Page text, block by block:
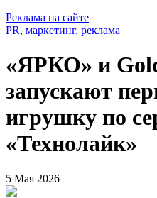
Реклама на сайте
PR, маркетинг, реклама
«ЯРКО» и
запускают
игрушку по
«Технолайк»
5 Мая 2026